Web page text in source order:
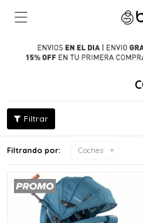

Filtrando por: Coches